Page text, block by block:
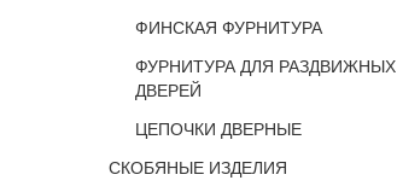
ФИНСКАЯ ФУРНИТУРА
ФУРНИТУРА ДЛЯ РАЗДВИЖНЫХ
ДВЕРЕЙ
ЦЕПОЧКИ ДВЕРНЫЕ
СКОБЯНЫЕ ИЗДЕЛИЯ